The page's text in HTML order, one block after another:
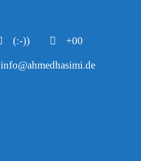
(:-)) +00
info@ahmedhasimi.de